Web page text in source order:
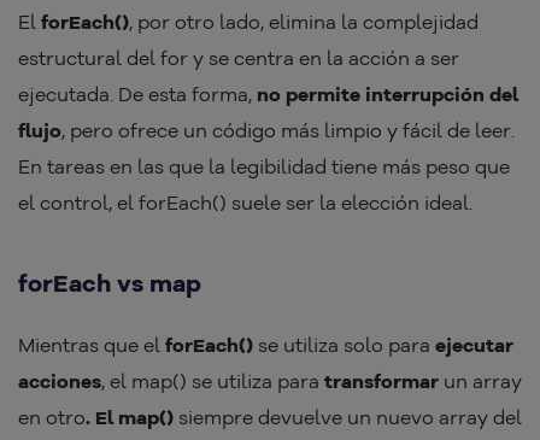
El forEach(), por otro lado, elimina la complejidad
estructural del for y se centra en la acción a ser
ejecutada. De esta forma, no permite interrupción del
flujo, pero ofrece un código más limpio y fácil de leer.
En tareas en las que la legibilidad tiene más peso que
el control, el forEach() suele ser la elección ideal.
forEach vs map
Mientras que el forEach() se utiliza solo para ejecutar
acciones, el map() se utiliza para transformar un array
en otro. El map() siempre devuelve un nuevo array del